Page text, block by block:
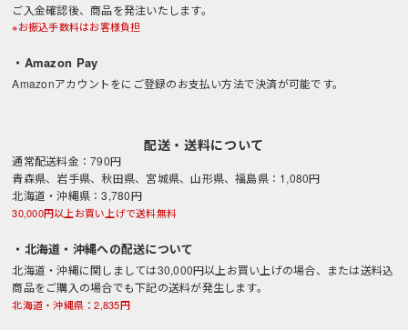
ご入金確認後、商品を発注いたします。
※お振込手数料はお客様負担
・Amazon Pay
Amazonアカウントをにご登録のお支払い方法で決済が可能です。
配送・送料について
通常配送料金：790円
青森県、岩手県、秋田県、宮城県、山形県、福島県：1,080円
北海道・沖縄県：3,780円
30,000円以上お買い上げで送料無料
・北海道・沖縄への配送について
北海道・沖縄に関しましては30,000円以上お買い上げの場合、または送料込
商品をご購入の場合でも下記の送料が発生します。
北海道・沖縄県：2,835円